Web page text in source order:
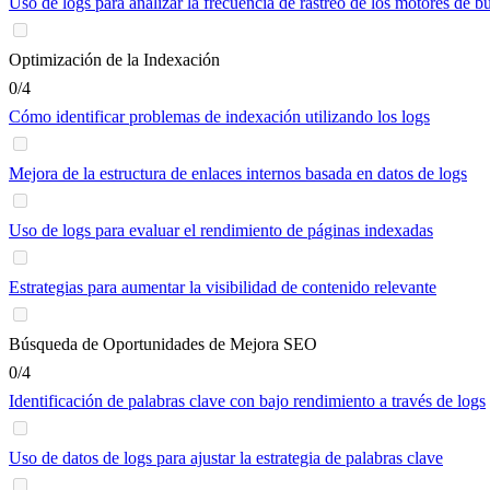
Optimización de la Indexación
0/4
Cómo identificar problemas de indexación utilizando los logs
Mejora de la estructura de enlaces internos basada en datos de logs
Uso de logs para evaluar el rendimiento de páginas indexadas
Estrategias para aumentar la visibilidad de contenido relevante
Búsqueda de Oportunidades de Mejora SEO
0/4
Identificación de palabras clave con bajo rendimiento a través de logs
Uso de datos de logs para ajustar la estrategia de palabras clave